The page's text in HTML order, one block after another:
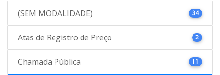
(SEM MODALIDADE) 34
Atas de Registro de Preço 2
Chamada Pública 11